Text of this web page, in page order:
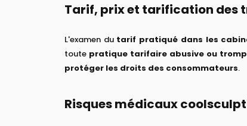
Tarif, prix et tarification des
L'examen du tarif pratiqué dans les
toute pratique tarifaire abusive ou
protéger les droits des consommateurs.
Risques médicaux